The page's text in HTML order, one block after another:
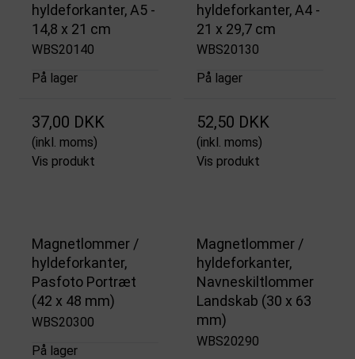
hyldeforkanter, A5 -
14,8 x 21 cm
WBS20140
På lager
37,00 DKK
(inkl. moms)
Vis produkt
hyldeforkanter, A4 -
21 x 29,7 cm
WBS20130
På lager
52,50 DKK
(inkl. moms)
Vis produkt
Magnetlommer /
hyldeforkanter,
Pasfoto Portræt
(42 x 48 mm)
WBS20300
På lager
Magnetlommer /
hyldeforkanter,
Navneskiltlommer
Landskab (30 x 63
mm)
WBS20290